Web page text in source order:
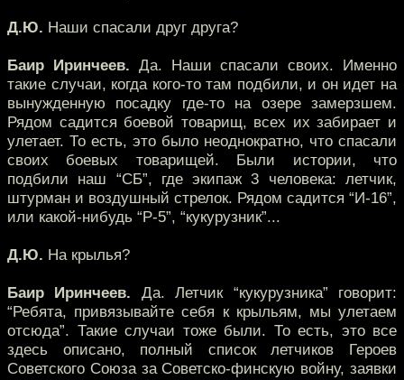
Д.Ю. Наши спасали друг друга?
Баир Иринчеев. Да. Наши спасали своих. Именно
такие случаи, когда кого-то там подбили, и он идет на
вынужденную посадку где-то на озере замерзшем.
Рядом садится боевой товарищ, всех их забирает и
улетает. То есть, это было неоднократно, что спасали
своих боевых товарищей. Были истории, что
подбили наш “СБ”, где экипаж 3 человека: летчик,
штурман и воздушный стрелок. Рядом садится “И-16”,
или какой-нибудь “Р-5”, “кукурузник”...
Д.Ю. На крылья?
Баир Иринчеев. Да. Летчик “кукурузника” говорит:
“Ребята, привязывайте себя к крыльям, мы улетаем
отсюда”. Такие случаи тоже были. То есть, это все
здесь описано, полный список летчиков Героев
Советского Союза за Советско-финскую войну, заявки